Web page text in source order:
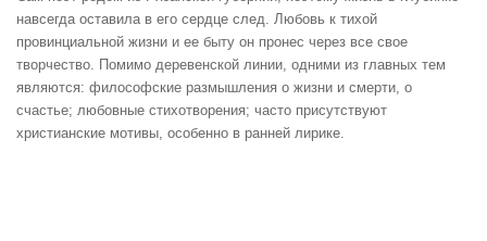
навсегда оставила в его сердце след. Любовь к тихой
провинциальной жизни и ее быту он пронес через все свое
творчество. Помимо деревенской линии, одними из главных тем
являются: философские размышления о жизни и смерти, о
счастье; любовные стихотворения; часто присутствуют
христианские мотивы, особенно в ранней лирике.